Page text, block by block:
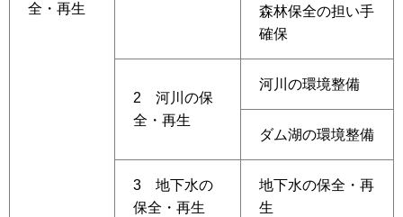
全・再生
森林保全の担い手
確保
2 河川の保
全・再生
河川の環境整備
ダム湖の環境整備
3 地下水の
保全・再生
地下水の保全・再
生